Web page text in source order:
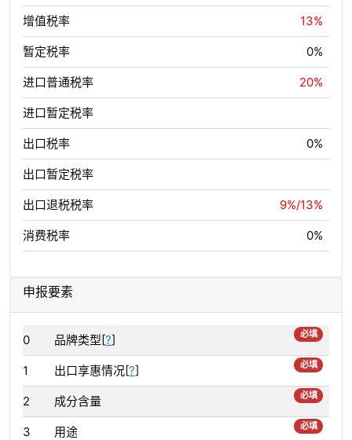
增值税率 13%
暂定税率 0%
进口普通税率 20%
进口暂定税率
出口税率 0%
出口暂定税率
出口退税税率 9%/13%
消费税率 0%
申报要素
0 品牌类型[?] 必填
1 出口享惠情况[?] 必填
2 成分含量 必填
3 用途 必填